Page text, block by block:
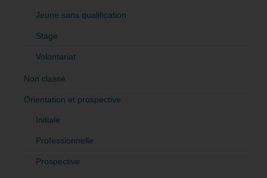
Jeune sans qualification
Stage
Volontariat
Non classé
Orientation et prospective
Initiale
Professionnelle
Prospective